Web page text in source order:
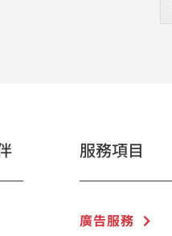
服務項目
廣告服務